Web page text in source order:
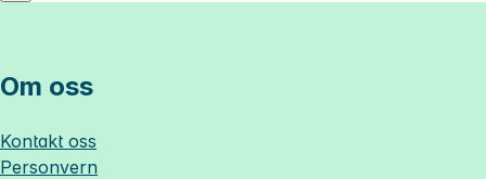
Om oss
Kontakt oss
Personvern